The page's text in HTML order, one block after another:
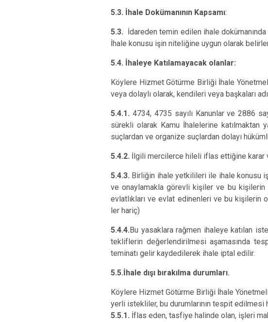
5.3. İhale Dokümanının Kapsamı:
5.3. İdareden temin edilen ihale
İhale konusu işin niteliğine uygun olarak
5.4. İhaleye Katılamayacak olanlar:
Köylere Hizmet Götürme Birliği İhale
veya dolaylı olarak, kendileri veya başkaları
5.4.1. 4734, 4735 sayılı Kanunlar ve 2886
sürekli olarak Kamu İhalelerine katılmaktan
suçlardan ve organize suçlardan dolayı
5.4.2. İlgili mercilerce hileli iflas ettiğine karar
5.4.3. Birliğin ihale yetkilileri ile ihale konusu
ve onaylamakla görevli kişiler ve bu kişilerin
evlatlıkları ve evlat edinenleri ve bu kişilerin
ler hariç)
5.4.4.Bu yasaklara rağmen ihaleye katılan
tekliflerin değerlendirilmesi aşamasında
teminatı gelir kaydedilerek ihale iptal edilir.
5.5.İhale dışı bırakılma durumları.
Köylere Hizmet Götürme Birliği İhale
yerli istekliler, bu durumlarının tespit edilmesi
5.5.1. İflas eden, tasfiye halinde olan, işleri